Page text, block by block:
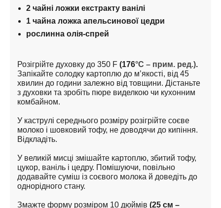
2 чайні ложки екстракту ванілі
1 чайна ложка апельсинової цедри
рослинна олія-спрей
Розігрійте духовку до 350 F (176°C – прим. ред.).
Запікайте солодку картоплю до м’якості, від 45
хвилин до години залежно від товщини. Дістаньте
з духовки та зробіть пюре виделкою чи кухонним
комбайном.
У каструлі середнього розміру розігрійте соєве
молоко і шовковий тофу, не доводячи до кипіння.
Відкладіть.
У великій мисці змішайте картоплю, збитий тофу,
цукор, ваніль і цедру. Помішуючи, повільно
додавайте суміш із соєвого молока й доведіть до
однорідного стану.
Змажте форму розміром 10 дюймів (25 см –